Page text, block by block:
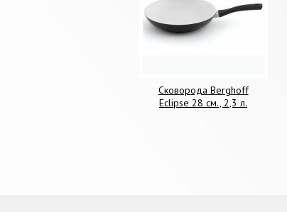
Сковорода Berghoff
Eclipse 28 см., 2,3 л.